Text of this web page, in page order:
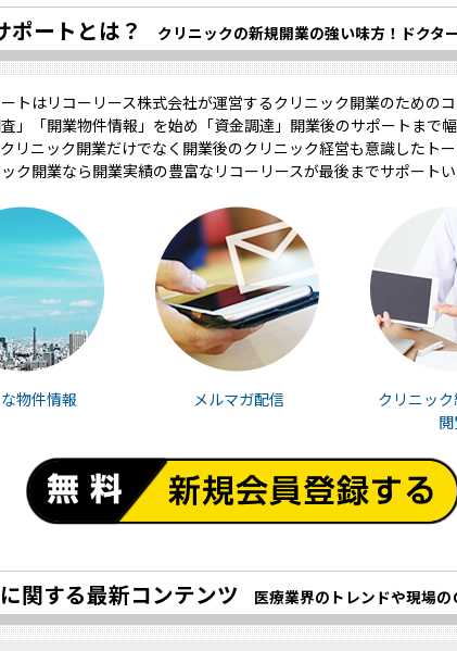
ポートとは？ クリニックの新規開業の強い味方！ドクタ
トはリコーリース株式会社が運営するクリニック開業のためのコ
」「開業物件情報」を始め「資金調達」開業後のサポートまで幅
リニック開業だけでなく開業後のクリニック経営も意識したト
ク開業なら開業実績の豊富なリコーリースが最後までサポートい
物件情報 メルマガ配信
クリニッ
関する最新コンテンツ 医療業界のトレンドや現場の